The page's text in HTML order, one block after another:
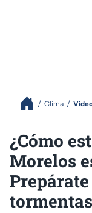
Clima
¿Cómo
Morelos
tormentas